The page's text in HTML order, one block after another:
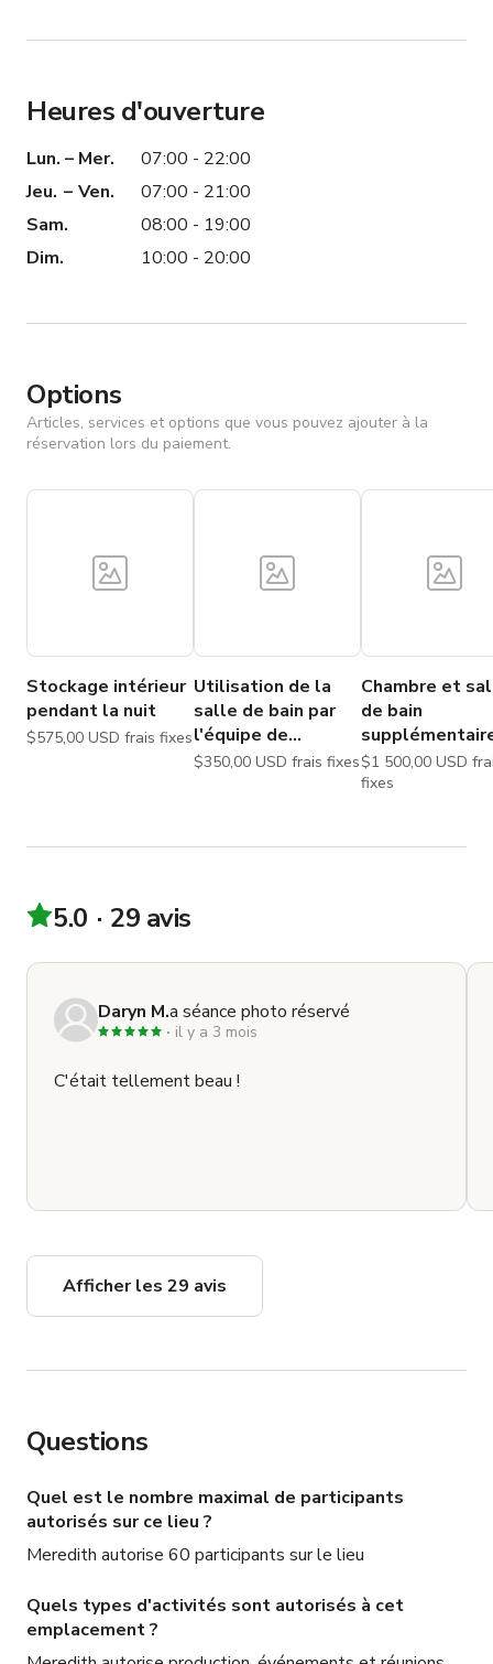
Heures d'ouverture
Lun. – Mer.
07:00 - 22:00
Jeu. – Ven.
07:00 - 21:00
Sam.
08:00 - 19:00
Dim.
10:00 - 20:00
Options
Articles, services et options que vous pouvez ajouter à la
réservation lors du paiement.
Stockage intérieur
pendant la nuit
$575,00 USD frais fixes
Utilisation de la
salle de bain par
l'équipe de
maquillage $350,00 USD frais fixes
Chambre et
de bain
$1 500,00 USD frais
fixes
5.0 29 avis
Daryn M.a séance photo réservé
il y a 3 mois
C'était tellement beau !
Afficher les 29 avis
Questions
Quel est le nombre maximal de participants
autorisés sur ce lieu ?
Meredith autorise 60 participants sur le lieu
Quels types d'activités sont autorisés à cet
emplacement ?